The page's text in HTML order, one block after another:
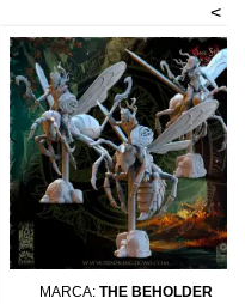
<
MARCA: THE BEHOLDER